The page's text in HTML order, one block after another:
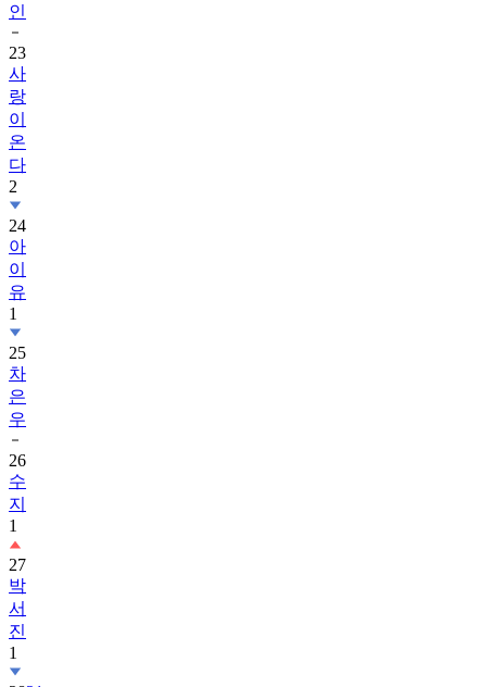
인
23
사
랑
이
온
다
2
24
아
이
유
1
25
차
은
우
26
수
지
1
27
박
서
진
1